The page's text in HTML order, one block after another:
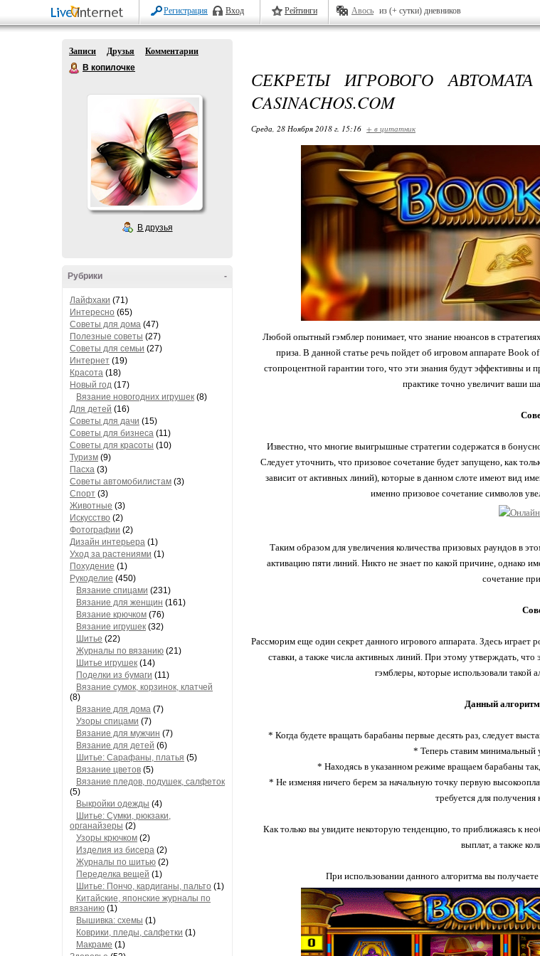
Регистрация Вход Рейтинги Авось из (+ сутки) дневников
Записи Друзья
Комментарии
В копилочке
В друзья
-
Рубрики
Лайфхаки (71)
Интересно (65)
Советы для дома (47)
Полезные советы (27)
Советы для семьи (27)
Интернет (19)
Красота (18)
Новый год (17)
Вязание новогодних игрушек (8)
Для детей (16)
Советы для дачи (15)
Советы для бизнеса (11)
Советы для красоты (10)
Туризм (9)
Пасха (3)
Советы автомобилистам (3)
Спорт (3)
Животные (3)
Искусство (2)
Фотографии (2)
Дизайн интерьера (1)
Уход за растениями (1)
Похудение (1)
Рукоделие (450)
Вязание спицами (231)
Вязание для женщин (161)
Вязание крючком (76)
Вязание игрушек (32)
Шитье (22)
Журналы по вязанию (21)
Шитье игрушек (14)
Поделки из бумаги (11)
Вязание сумок, корзинок, клатчей
(8)
Вязание для дома (7)
Узоры спицами (7)
Вязание для мужчин (7)
Вязание для детей (6)
Шитье: Сарафаны, платья (5)
Вязание цветов (5)
Вязание пледов, подушек, салфеток
(5)
Выкройки одежды (4)
Шитье: Сумки, рюкзаки,
органайзеры (2)
Узоры крючком (2)
Изделия из бисера (2)
Журналы по шитью (2)
Переделка вещей (1)
Шитье: Пончо, кардиганы, пальто (1)
Китайские, японские журналы по
вязанию (1)
Вышивка: схемы (1)
Коврики, пледы, салфетки (1)
Макраме (1)
СЕКРЕТЫ ИГРОВОГО
CASINACHOS.COM
Среда, 28 Ноября 2018 г. 15:16 + в цитатник
Любой опытный гэмблер понимает, что знание нюансов в
приза. В данной статье речь пойдет об игровом аппарате Book
стопроцентной гарантии того, что эти знания будут эффективны
практике точно увеличит ваши
Известно, что многие выигрышные стратегии содержатся в
Следует уточнить, что призовое сочетание будет запущено, как
зависит от активных линий), которые в данном слоте имеют вид
именно призовое сочетание символов
Таким образом для увеличения количества призовых раундов в
активацию пяти линий. Никто не знает по какой причине, однако
сочетание
Рассморим еще один секрет данного игрового аппарата. Здесь
ставки, а также числа активных линий. При этому утверждать,
гэмблеры, которые использовали такой
Данный
* Когда будете вращать барабаны первые десять раз, следует
* Теперь ставим минимальный
* Находясь в указанном режиме вращаем барабаны
* Не изменяя ничего берем за начальную точку первую
требуется для
Как только вы увидите некоторую тенденцию, то приближаясь к
выплат, а также
При использовании данного алгоритма вы